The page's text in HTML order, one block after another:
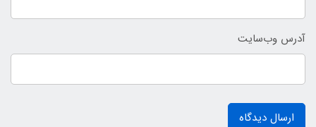
آدرس وب‌سایت
ارسال دیدگاه